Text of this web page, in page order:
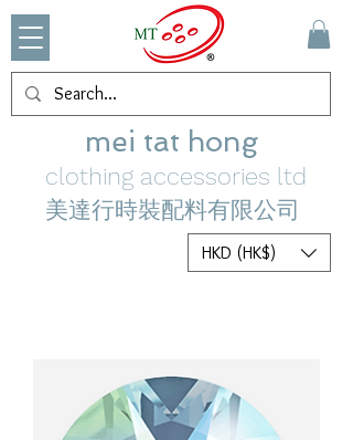
mei tat hong
clothing accessories ltd
美達行時裝配料有限公司
HKD (HK$)